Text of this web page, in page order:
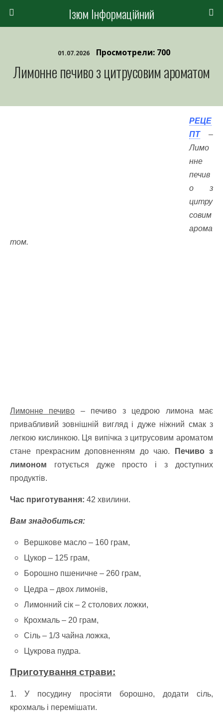
Ізюм Інформаційний
01.07.2026 Просмотрели: 700
Лимонне печиво з цитрусовим ароматом
РЕЦЕ
ПТ–
Лимо
нне
печив
о з
цитру
совим
арома
том.
Лимонне печиво – печиво з цедрою лимона має
привабливий зовнішній вигляд і дуже ніжний смак з
легкою кислинкою. Ця випічка з цитрусовим ароматом
стане прекрасним доповненням до чаю.
Печиво з
лимоном готується дуже просто і з доступних
продуктів.
Час приготування: 42 хвилини.
Вам знадобиться:
Вершкове масло – 160 грам,
Цукор – 125 грам,
Борошно пшеничне – 260 грам,
Цедра – двох лимонів,
Лимонний сік – 2 столових ложки,
Крохмаль – 20 грам,
Сіль – 1/3 чайна ложка,
Цукрова пудра.
Приготування страви:
1. У посудину просіяти борошно, додати сіль,
крохмаль і перемішати.